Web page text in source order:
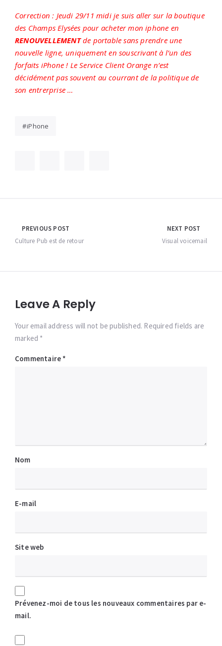
Correction : Jeudi 29/11 midi je suis aller sur la boutique
des Champs Elysées pour acheter mon iphone en
RENOUVELLEMENTde portable sans prendre une
nouvelle ligne, uniquement en souscrivant à l’un des
forfaits iPhone ! Le Service Client Orange n’est
décidément pas souvent au courrant de la politique de
son entrerprise …
iPhone
Navigation
de
PREVIOUS POST
Culture Pub est de retour
NEXT POST
Visual voicemail
Leave A Reply
Your email address will not be published. Required fields are
marked *
Commentaire *
Nom
E-mail
Site web
Prévenez-moi de tous les nouveaux commentaires par e-
mail.